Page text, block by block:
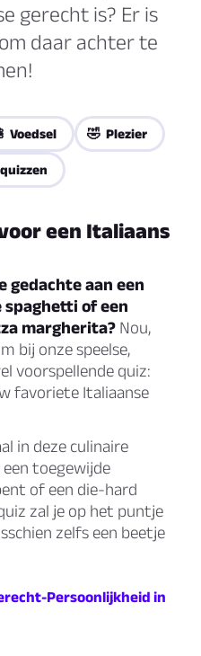
gerecht is? Er is
daar achter te
Voedsel 🤣 Plezier
een Italiaans
gedachte aan een
of een
margherita? Nou,
bij onze speelse,
voorspellende quiz:
favoriete Italiaanse
in deze culinaire
een toegewijde
of een die-hard
zal je op het puntje
zelfs een beetje
Persoonlijkheid in